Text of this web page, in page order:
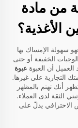
خالية من مادة
في علب سعة ٨ أونصة فهو سهولة الإمساك بها
الخفيفة أو حتى
أن العبوة عبوة
التجارية على غيرها.
أنك تهتم بالمظهر
الثقة لدى العملاء.
الاحترافي يدلّ على